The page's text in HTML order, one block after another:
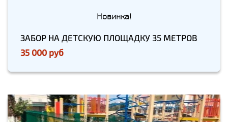
Новинка!
ЗАБОР НА ДЕТСКУЮ ПЛОЩАДКУ 35 МЕТРОВ
35 000 руб